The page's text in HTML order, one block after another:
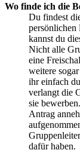
Wo finde ich die
Du findest
persönlichen
kannst du
Nicht alle
eine
weitere
ihr einfach
verlangt die
sie
Antrag
dafür haben.